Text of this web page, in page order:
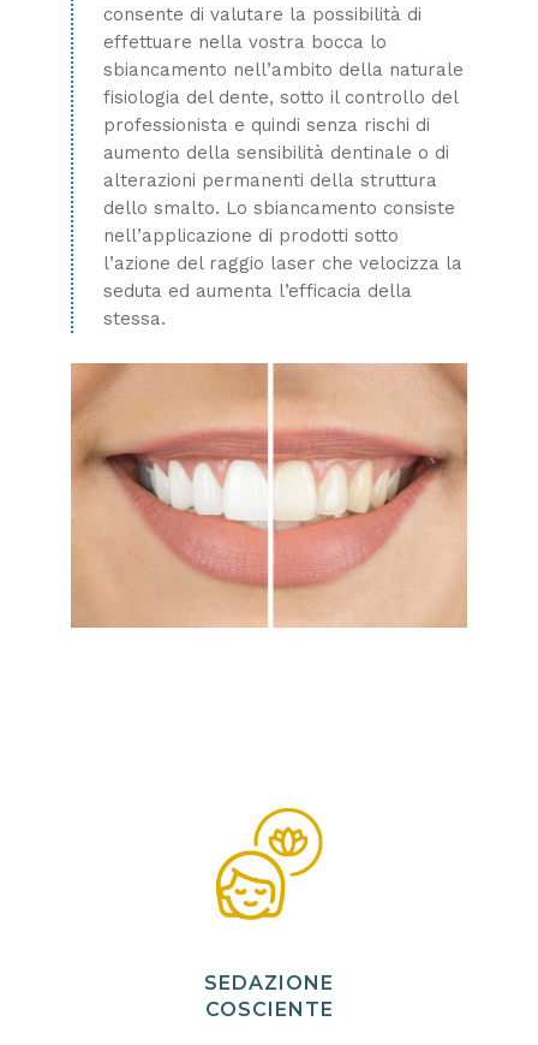
consente di valutare la possibilità di
effettuare nella vostra bocca lo
sbiancamento nell’ambito della naturale
fisiologia del dente, sotto il controllo del
professionista e quindi senza rischi di
aumento della sensibilità dentinale o di
alterazioni permanenti della struttura
dello smalto. Lo sbiancamento consiste
nell’applicazione di prodotti sotto
l’azione del raggio laser che velocizza la
seduta ed aumenta l’efficacia della
stessa.
SEDAZIONE
COSCIENTE